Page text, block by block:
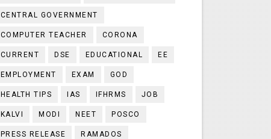
CENTRAL GOVERNMENT
COMPUTER TEACHER CORONA
CURRENT DSE EDUCATIONAL EE
EMPLOYMENT EXAM GOD
HEALTH TIPS IAS IFHRMS JOB
KALVI MODI NEET POSCO
PRESS RELEASE RAMADOS